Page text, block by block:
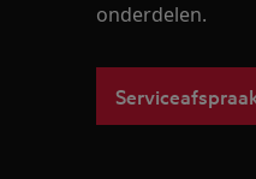
onderdelen.